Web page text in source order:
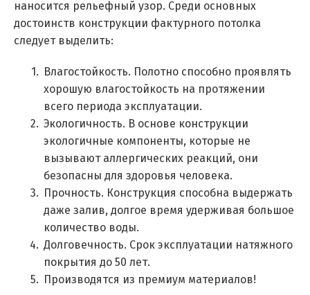
наносится рельефный узор. Среди основных
достоинств конструкции фактурного потолка
следует выделить:
Влагостойкость. Полотно способно проявлять
хорошую влагостойкость на протяжении
всего периода эксплуатации.
Экологичность. В основе конструкции
экологичные компоненты, которые не
вызывают аллергических реакций, они
безопасны для здоровья человека.
Прочность. Конструкция способна выдержать
даже залив, долгое время удерживая большое
количество воды.
Долговечность. Срок эксплуатации натяжного
покрытия до 50 лет.
Производятся из премиум материалов!